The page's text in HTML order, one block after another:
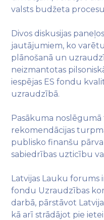
valsts budžeta
Divos diskusijas
jautājumiem, ko
plānošanā un
neizmantotas
iespējas ES fondu
uzraudzībā.
Pasākuma
rekomendācijas
publisko finanšu
sabiedrības uzticību
Latvijas Lauku forums
fondu Uzraudzības
darbā, pārstāvot
kā arī strādājot pie